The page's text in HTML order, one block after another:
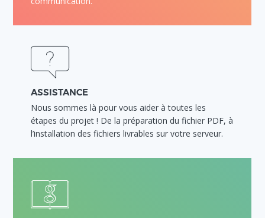
ASSISTANCE
Nous sommes là pour vous aider à toutes les
étapes du projet ! De la préparation du fichier PDF, à
l’installation des fichiers livrables sur votre serveur.